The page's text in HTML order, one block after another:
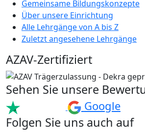
Gemeinsame Bildungskonzepte
Über unsere Einrichtung
Alle Lehrgänge von A bis Z
Zuletzt angesehene Lehrgänge
AZAV-Zertifiziert
Sehen Sie unsere
Google
Folgen Sie uns auch auf